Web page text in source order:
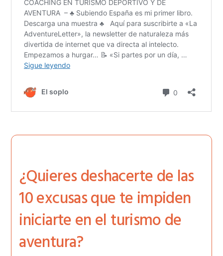
¿Quieres deshacerte de las
10 excusas que te impiden
iniciarte en el turismo de
aventura?